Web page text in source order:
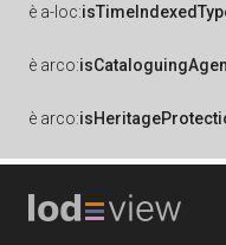
è a-loc:
è arco:
è arco: